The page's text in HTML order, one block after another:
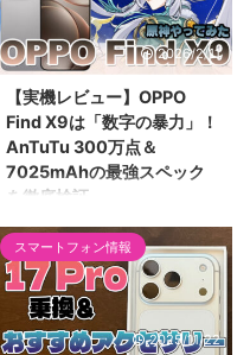
2026/2/11
【実機レビュー】OPPO
Find X9は「数字の暴力」！
AnTuTu 300万点＆
7025mAhの最強スペック
を徹底検証
2026年最新フラグシップ
「OPPO Find X9」を実機レビュ
ー！AnTuTu 300万点超えの
Dimensity 9500が生み出す圧倒
的レスポンスと、7,025mAhの
「氷河バッテリー」による驚異の
スマートフォン情報
2025/11/22